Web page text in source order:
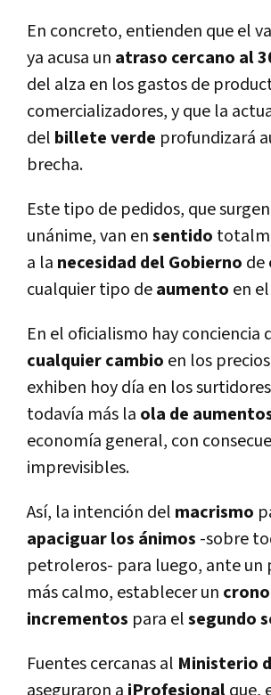
En concreto, entienden que el
ya acusa un atraso cercano al
del alza en los gastos de
comercializadores, y que la
del billete verde profundizará
brecha.
Este tipo de pedidos, que
unánime, van ensentido
a la necesidad del Gobierno de
cualquier tipo deaumento en
En el oficialismo hay conciencia
cualquier cambio en los
exhiben hoy dí­a en los surtidores
todaví­a más la ola de
economí­a general, con
imprevisibles.
Así­, la intención del macrismo
apaciguar los ánimos -sobre
petroleros- para luego, ante un
más calmo, establecer un
incrementos para elsegundo
Fuentes cercanas al Ministerio